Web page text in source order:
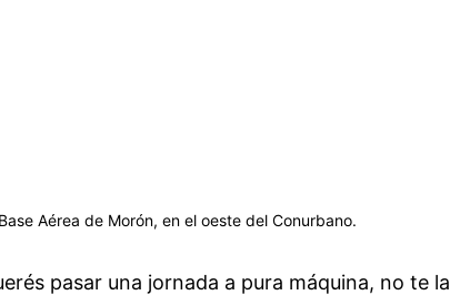
Aérea de Morón, en el oeste del Conurbano.
pasar una jornada a pura máquina, no te la